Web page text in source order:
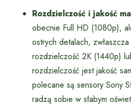
Rozdzielczość i jakość
obecnie Full HD (1080p),
ostrych detalach,
rozdzielczość 2K (1440p)
rozdzielczość jest jakość
polecane są sensory Sony
radzą sobie w słabym